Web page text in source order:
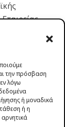
την πρόσβαση
λόγω
ή μοναδικά
ή η
Όνυχος
στη διά
ασθενούς.
για υγιές
ιατρείο και